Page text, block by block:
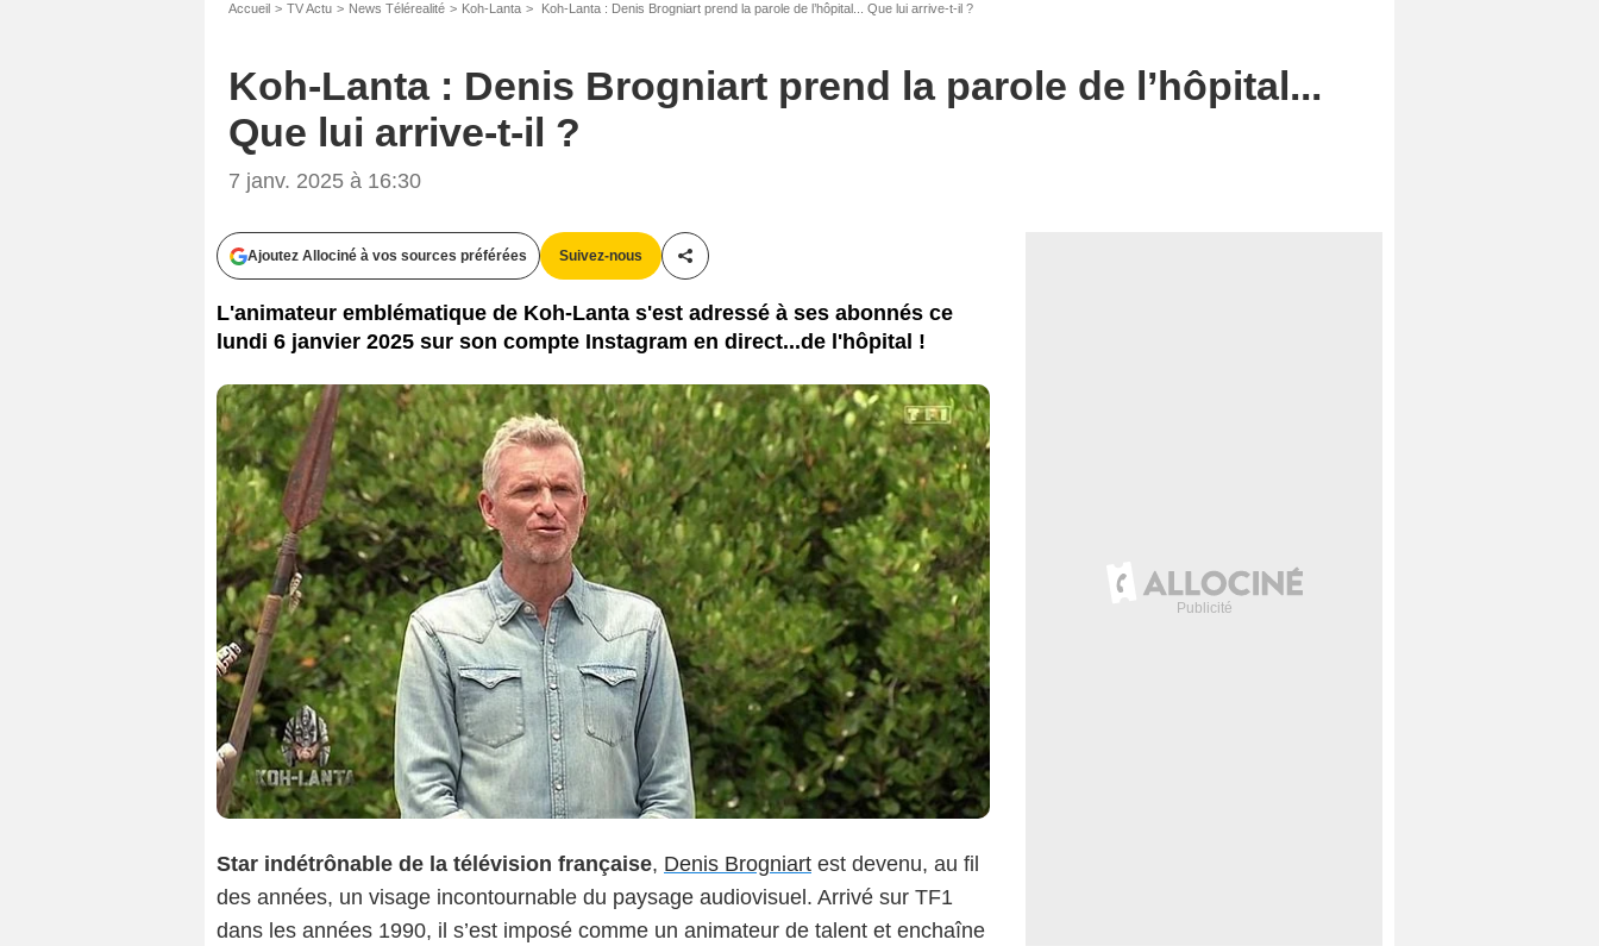
Accueil TV Actu News Télérealité Koh-Lanta Koh-Lanta : Denis Brogniart prend la parole de l’hôpital... Que lui arrive-t-il ?
Koh-Lanta : Denis Brogniart prend la parole de l’hôpital...
Que lui arrive-t-il ?
7 janv. 2025 à 16:30
Ajoutez Allociné à vos sources préférées Suivez-nous
Partager cet article
L'animateur emblématique de Koh-Lanta s'est adressé à ses abonnés ce
lundi 6 janvier 2025 sur son compte Instagram en direct...de l'hôpital !
Star indétrônable de la télévision française, Denis Brogniart est devenu, au fil
des années, un visage incontournable du paysage audiovisuel. Arrivé sur TF1
dans les années 1990, il s’est imposé comme un animateur de talent et enchaîne